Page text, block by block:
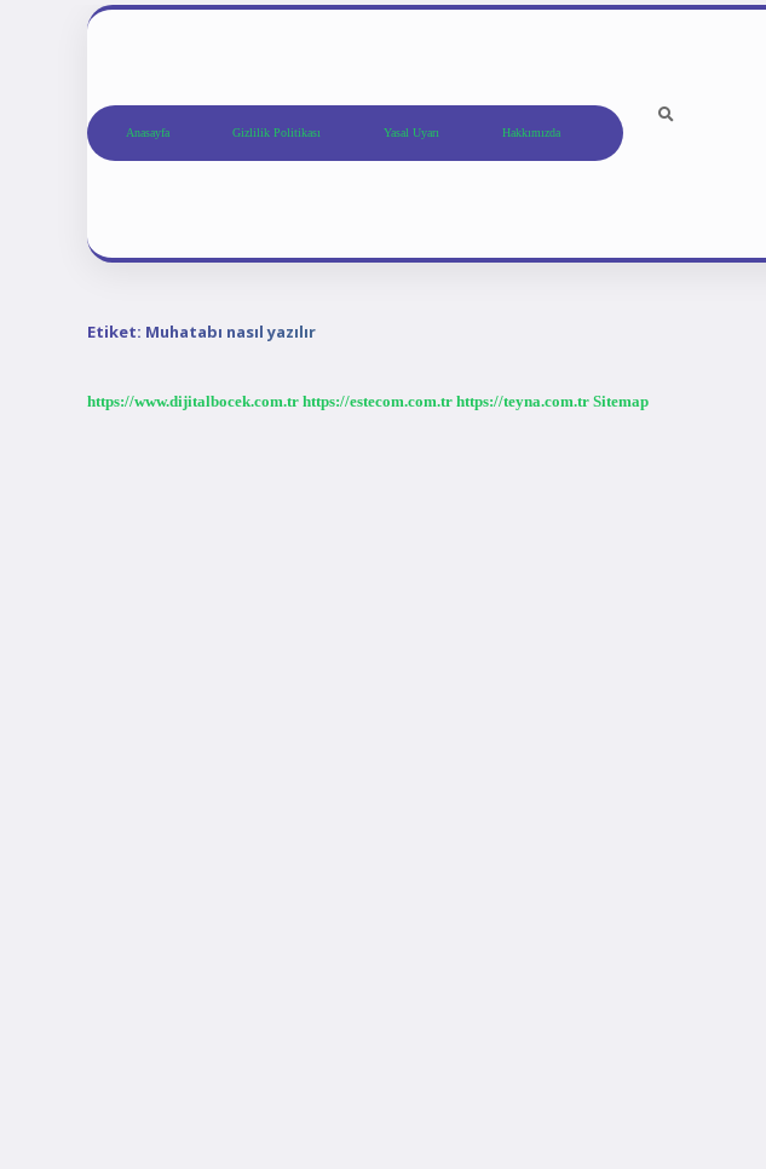
Anasayfa Gizlilik Politikası Yasal Uyarı Hakkımızda
Etiket: Muhatabı nasıl yazılır
https://www.dijitalbocek.com.tr https://estecom.com.tr https://teyna.com.tr Sitemap